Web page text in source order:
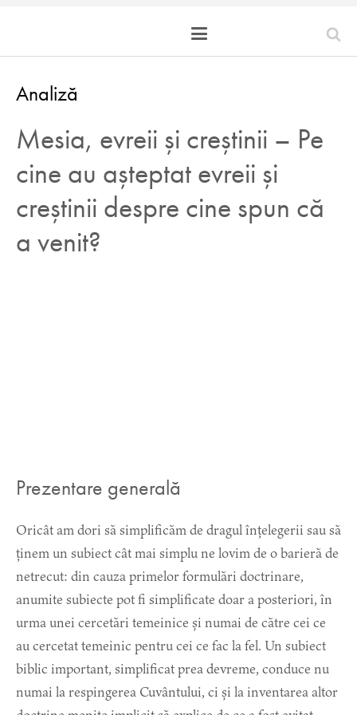
Analiză
Mesia, evreii și creștinii – Pe
cine au așteptat evreii și
creștinii despre cine spun că
a venit?
Prezentare generală
Oricât am dori să simplificăm de dragul înțelegerii sau să
ținem un subiect cât mai simplu ne lovim de o barieră de
netrecut: din cauza primelor formulări doctrinare,
anumite subiecte pot fi simplificate doar a posteriori, în
urma unei cercetări temeinice și numai de către cei ce
au cercetat temeinic pentru cei ce fac la fel. Un subiect
biblic important, simplificat prea devreme, conduce nu
numai la respingerea Cuvântului, ci și la inventarea altor